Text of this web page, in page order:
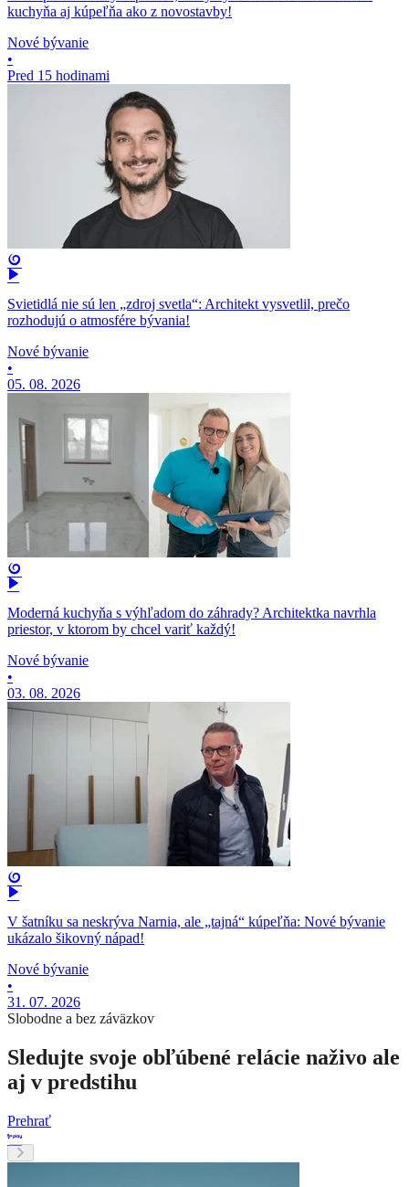
kuchyňa aj kúpeľňa ako z novostavby!
Nové bývanie
•
Pred 15 hodinami
Svietidlá nie sú len „zdroj svetla“: Architekt vysvetlil, prečo
rozhodujú o atmosfére bývania!
Nové bývanie
•
05. 08. 2026
Moderná kuchyňa s výhľadom do záhrady? Architektka navrhla
priestor, v ktorom by chcel variť každý!
Nové bývanie
•
03. 08. 2026
V šatníku sa neskrýva Narnia, ale „tajná“ kúpeľňa: Nové bývanie
ukázalo šikovný nápad!
Nové bývanie
•
31. 07. 2026
Slobodne a bez záväzkov
Sledujte svoje obľúbené relácie naživo ale
aj v predstihu
Prehrať